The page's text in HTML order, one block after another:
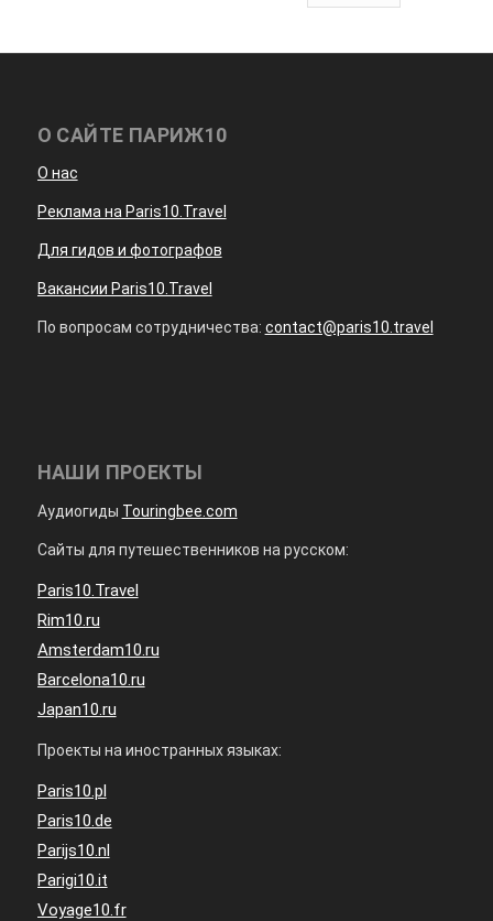
О САЙТЕ ПАРИЖ10
О нас
Реклама на Paris10.Travel
Для гидов и фотографов
Вакансии Paris10.Travel
По вопросам сотрудничества: contact@paris10.travel
НАШИ ПРОЕКТЫ
Аудиогиды Touringbee.com
Сайты для путешественников на русском:
Paris10.Travel
Rim10.ru
Amsterdam10.ru
Barcelona10.ru
Japan10.ru
Проекты на иностранных языках:
Paris10.pl
Paris10.de
Parijs10.nl
Parigi10.it
Voyage10.fr